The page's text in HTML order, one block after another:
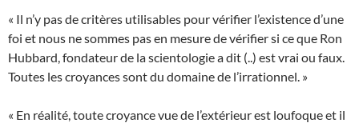
« Il n’y pas de critères utilisables pour vérifier l’existence d’une
foi et nous ne sommes pas en mesure de vérifier si ce que Ron
Hubbard, fondateur de la scientologie a dit (..) est vrai ou faux.
Toutes les croyances sont du domaine de l’irrationnel. »
« En réalité, toute croyance vue de l’extérieur est loufoque et il